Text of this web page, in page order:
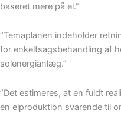
baseret mere på el.”
”Temaplanen indeholder
for enkeltsagsbehandling af
solenergianlæg.”
”Det estimeres, at en fuldt
en elproduktion svarende til